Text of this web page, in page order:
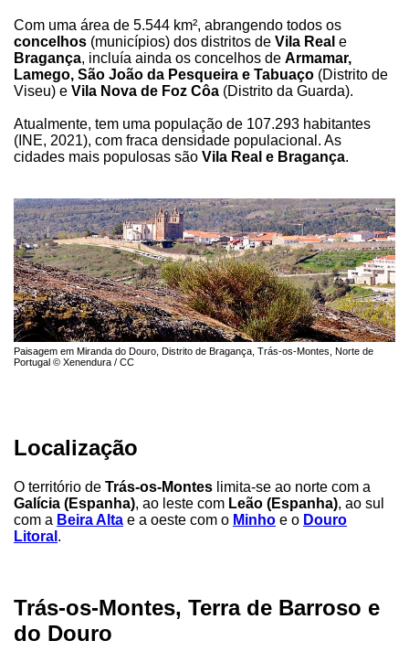
Com uma área de 5.544 km², abrangendo todos os
concelhos (municípios) dos distritos de Vila Real e
Bragança, incluía ainda os concelhos de Armamar,
Lamego, São João da Pesqueira e Tabuaço (Distrito de
Viseu) e Vila Nova de Foz Côa (Distrito da Guarda).
Atualmente, tem uma população de 107.293 habitantes
(INE, 2021), com fraca densidade populacional. As
cidades mais populosas são Vila Real e Bragança.
Paisagem em Miranda do Douro, Distrito de Bragança, Trás-os-Montes, Norte de
Portugal © Xenendura / CC
Localização
O território de Trás-os-Montes limita-se ao norte com a
Galícia (Espanha), ao leste com Leão (Espanha), ao sul
com a Beira Alta e a oeste com o Minho e o Douro
Litoral .
Trás-os-Montes, Terra de Barroso e
do Douro